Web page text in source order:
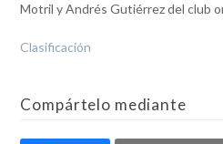
Motril y Andrés Gutiérrez del club
Clasificación
Compártelo mediante